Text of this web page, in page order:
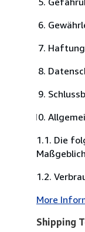
1.1. Die
1.2.
More
Shipping